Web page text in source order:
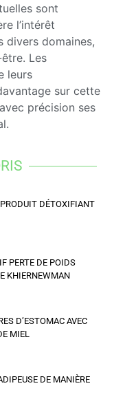
sont
l’intérêt
divers domaines,
Les
leurs
sur cette
précision ses
DÉTOXIFIANT
PERTE DE POIDS
KHIERNEWMAN
D’ESTOMAC AVEC
MIEL
DE MANIÈRE